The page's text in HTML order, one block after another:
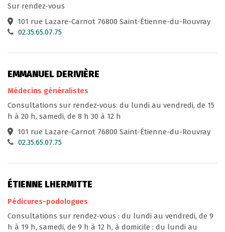
Sur rendez-vous
101 rue Lazare-Carnot 76800 Saint-Étienne-du-Rouvray
02.35.65.07.75
EMMANUEL DERIVIÈRE
Médecins généralistes
Consultations sur rendez-vous: du lundi au vendredi, de 15
h à 20 h, samedi, de 8 h 30 à 12 h
101 rue Lazare-Carnot 76800 Saint-Étienne-du-Rouvray
02.35.65.07.75
ÉTIENNE LHERMITTE
Pédicures-podologues
Consultations sur rendez-vous : du lundi au vendredi, de 9
h à 19 h, samedi, de 9 h à 12 h, à domicile : du lundi au